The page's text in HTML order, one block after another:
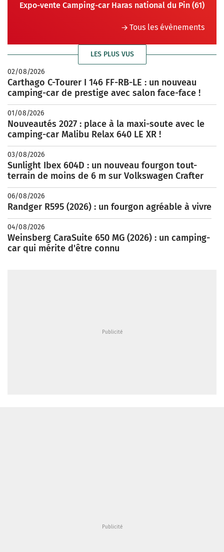
Expo-vente Camping-car Haras national du Pin (61)
Tous les évènements
LES PLUS VUS
02/08/2026
Carthago C-Tourer I 146 FF-RB-LE : un nouveau
camping-car de prestige avec salon face-face !
01/08/2026
Nouveautés 2027 : place à la maxi-soute avec le
camping-car Malibu Relax 640 LE XR !
03/08/2026
Sunlight Ibex 604D : un nouveau fourgon tout-
terrain de moins de 6 m sur Volkswagen Crafter
06/08/2026
Randger R595 (2026) : un fourgon agréable à vivre
04/08/2026
Weinsberg CaraSuite 650 MG (2026) : un camping-
car qui mérite d'être connu